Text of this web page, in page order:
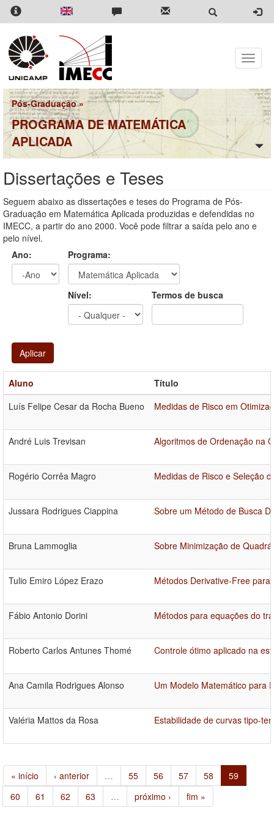
Pular
para
conteúdo
principal
Toggle
Pós-Graduação»
PROGRAMA DE MATEMÁTICA
APLICADA
Dissertações e Teses
Seguem abaixo as dissertações e teses do Programa de Pós-
Graduação em Matemática Aplicada produzidas e defendidas no
IMECC, a partir do ano 2000. Você pode filtrar a saída pelo ano e
pelo nível.
Ano:
Programa:
Nível: Termos de busca
Aplicar
Aluno
Título
Luís Felipe Cesar da Rocha Bueno
Medidas de Risco em
André Luis Trevisan Algoritmos de Ordenação na
Rogério Corrêa Magro Medidas de Risco e Seleção
Jussara Rodrigues Ciappina Sobre um Método de Busca
Bruna Lammoglia Sobre Minimização de
Tulio Emiro López Erazo Métodos Derivative-Free
Fábio Antonio Dorini Métodos para equações do
Roberto Carlos Antunes Thomé Controle ótimo aplicado na
Ana Camila Rodrigues Alonso Um Modelo Matemático para
Valéria Mattos da Rosa Estabilidade de curvas tipo-
« início ‹ anterior … 55 56 57 58
59
60
61 62 63 … próximo › fim »